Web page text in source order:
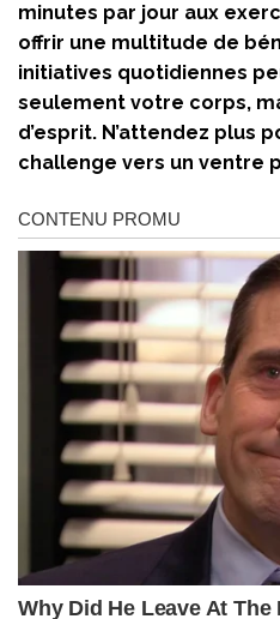
minutes par jour aux
offrir une multitude de
initiatives quotidiennes
seulement votre corps,
d’esprit. N’attendez plus
challenge vers un ventre